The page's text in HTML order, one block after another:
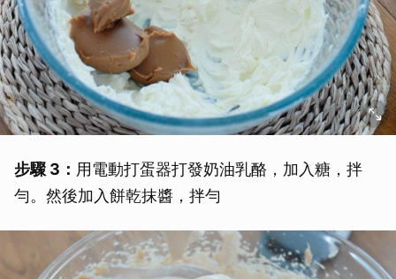
步驟 3： 用電動打蛋器打發奶油乳酪，加入糖，拌
勻。然後加入餅乾抹醬，拌勻